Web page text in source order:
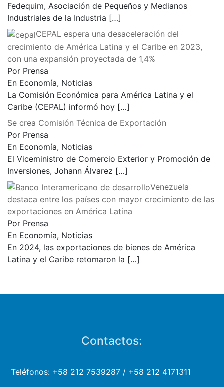
Fedequim, Asociación de Pequeños y Medianos
Industriales de la Industria […]
CEPAL espera una desaceleración del
crecimiento de América Latina y el Caribe en 2023,
con una expansión proyectada de 1,4%
Por Prensa
En Economía, Noticias
La Comisión Económica para América Latina y el
Caribe (CEPAL) informó hoy […]
Se crea Comisión Técnica de Exportación
Por Prensa
En Economía, Noticias
El Viceministro de Comercio Exterior y Promoción de
Inversiones, Johann Álvarez […]
Venezuela
destaca entre los países con mayor crecimiento de las
exportaciones en América Latina
Por Prensa
En Economía, Noticias
En 2024, las exportaciones de bienes de América
Latina y el Caribe retomaron la […]
Contactos:
Teléfonos: +58 212 7539287 / +58 212 4171311